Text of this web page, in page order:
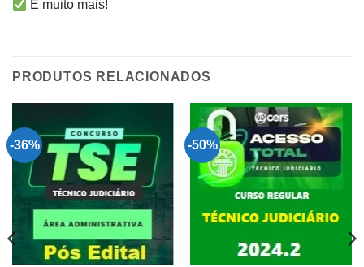
E muito mais!
PRODUTOS RELACIONADOS
-36% -50%